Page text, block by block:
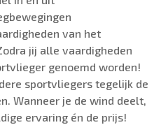
van het
jij alle vaardigheden
genoemd worden!
sportvliegers tegelijk de
Wanneer je de wind deelt,
ervaring én de prijs!